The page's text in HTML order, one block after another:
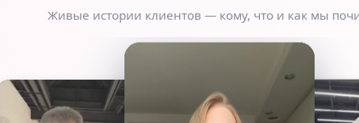
Живые истории клиентов — кому, что и как мы